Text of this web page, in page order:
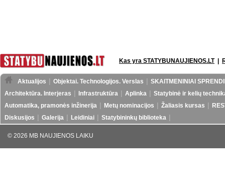
Kas yra STATYBUNAUJIENOS.LT|
Aktualijos Objektai. Technologijos. Verslas
SKAITMENINIAI
Architektūra. Interjeras
Infrastruktūra Aplinka
Statybinė ir kelių
Automatika, pramonės inžinerija
Metų nominacijos Žaliasis kursas
Diskusijos
Galerija Leidiniai Statybininkų biblioteka
© 2026 MB NAUJIENOS LAIKU